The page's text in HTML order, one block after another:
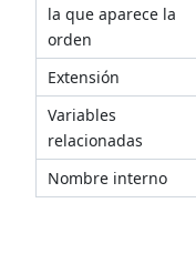
la que aparece la
orden
Extensión
Variables
relacionadas
Nombre interno